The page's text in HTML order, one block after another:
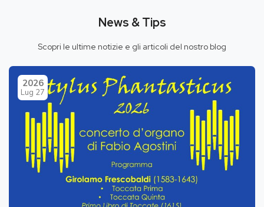
News & Tips
Scopri le ultime notizie e gli articoli del nostro blog
2026
Lug 27